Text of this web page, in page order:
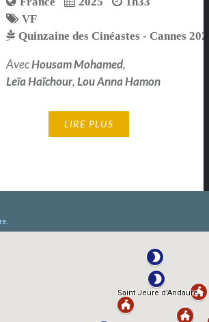
VF
Quinzaine des Cinéastes - Cannes 2025
AvecHousam Mohamed,
Leïa Haïchour,Lou Anna Hamon
LIRE PLUS